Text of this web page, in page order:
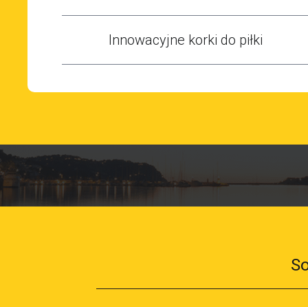
Innowacyjne korki do piłki